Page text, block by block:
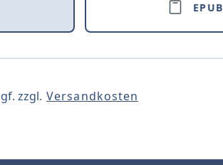
EPUB
zzgl. Versandkosten